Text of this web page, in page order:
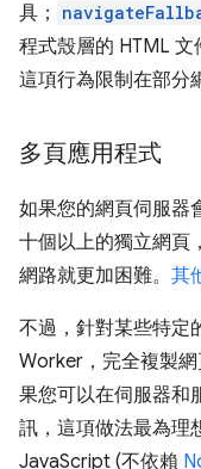
具；
程式殼層的 HTML
這項行為限制在部分
多頁應用程式
如果您的網頁伺服器
十個以上的獨立網頁
網路就更加困難。 其
不過，針對某些特定
Worker，完全複製
果您可以在伺服器和
訊，這項做法最為理
JavaScript (不依賴